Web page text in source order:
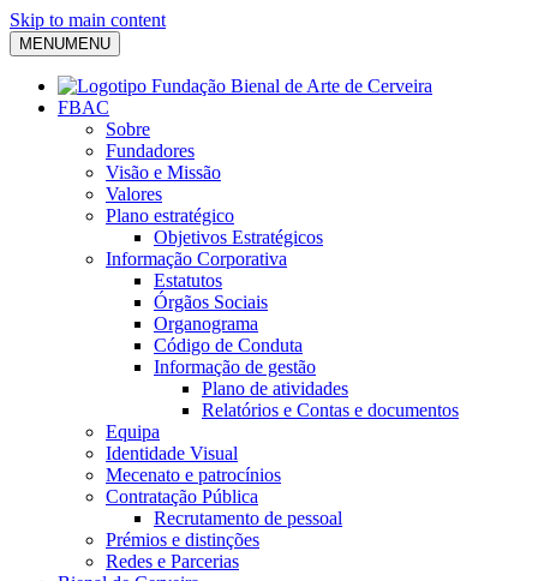
Skip to main content
MENUMENU
FBAC
Sobre
Fundadores
Visão e Missão
Valores
Plano estratégico
Objetivos Estratégicos
Informação Corporativa
Estatutos
Órgãos Sociais
Organograma
Código de Conduta
Informação de gestão
Plano de atividades
Relatórios e Contas e documentos
Equipa
Identidade Visual
Mecenato e patrocínios
Contratação Pública
Recrutamento de pessoal
Prémios e distinções
Redes e Parcerias